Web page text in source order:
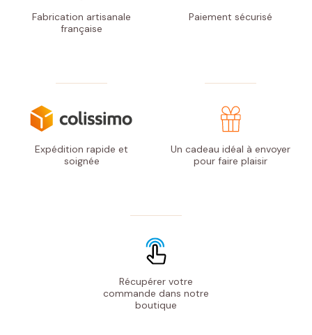
Fabrication artisanale
française
Paiement sécurisé
Expédition rapide et
soignée
Un cadeau idéal à envoyer
pour faire plaisir
Récupérer votre
commande dans notre
boutique